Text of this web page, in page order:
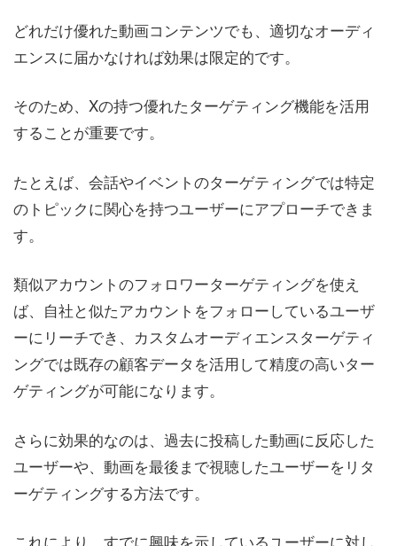
どれだけ優れた動画コンテンツでも、適切なオーディ
エンスに届かなければ効果は限定的です。
そのため、Xの持つ優れたターゲティング機能を活用
することが重要です。
たとえば、会話やイベントのターゲティングでは特定
のトピックに関心を持つユーザーにアプローチできま
す。
類似アカウントのフォロワーターゲティングを使え
ば、自社と似たアカウントをフォローしているユーザ
ーにリーチでき、カスタムオーディエンスターゲティ
ングでは既存の顧客データを活用して精度の高いター
ゲティングが可能になります。
さらに効果的なのは、過去に投稿した動画に反応した
ユーザーや、動画を最後まで視聴したユーザーをリタ
ーゲティングする方法です。
これにより、すでに興味を示しているユーザーに対し